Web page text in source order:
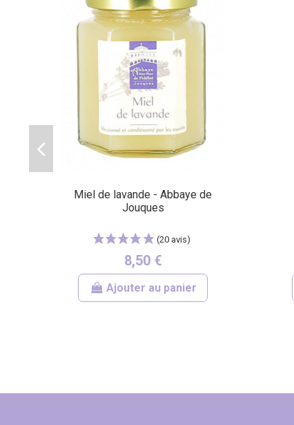
Miel de lavande - Abbaye de
Jouques
8,50 €
Ajouter au panier